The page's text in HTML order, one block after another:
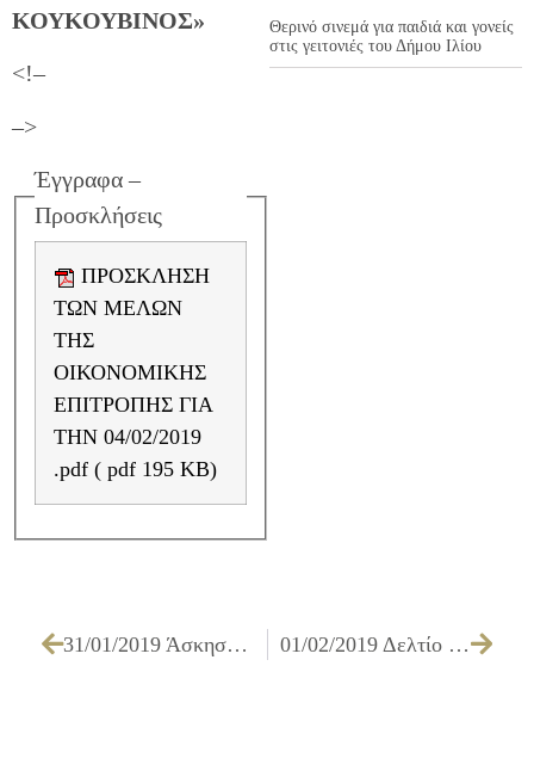
ΚΟΥΚΟΥΒΙΝΟΣ»
<!–
–>
Έγγραφα –
Προσκλήσεις
ΤΩΝ ΜΕΛΩΝ
ΤΗΣ
ΟΙΚΟΝΟΜΙΚΗΣ
ΕΠΙΤΡΟΠΗΣ ΓΙΑ
ΤΗΝ 04/02/2019
.pdf ( pdf 195 KB)
Θερινό σινεμά για παιδιά και γονείς
στις γειτονιές του Δήμου Ιλίου
31/01/2019 Άσκηση εκλογικού δικαιώματος ετεροδημοτών νέων εκλογέων (17 ετών) 01/02/2019 Δελτίο Τύπου: Τιμές σε αθλητές και Συλλόγους για τις διακρίσεις τους απέδωσε ο Δήμαρχος Ιλίου Νίκος Ζενέτος